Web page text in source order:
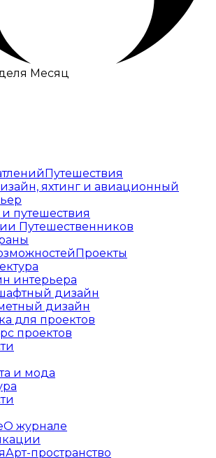
Месяц
Путешествия
яхтинг и авиационный
путешествия
Путешественников
Проекты
интерьера
дизайн
дизайн
для проектов
проектов
и мода
О журнале
Арт-пространство